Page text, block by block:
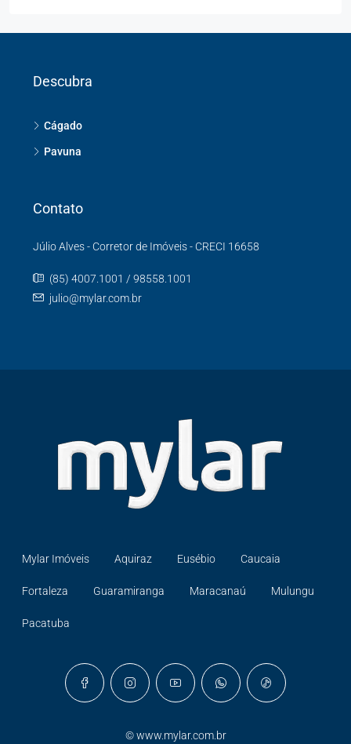
Descubra
Cágado
Pavuna
Contato
Júlio Alves - Corretor de Imóveis - CRECI 16658
(85) 4007.1001 / 98558.1001
julio@mylar.com.br
Mylar Imóveis Aquiraz Eusébio Caucaia
Fortaleza Guaramiranga Maracanaú Mulungu
Pacatuba
©www.mylar.com.br